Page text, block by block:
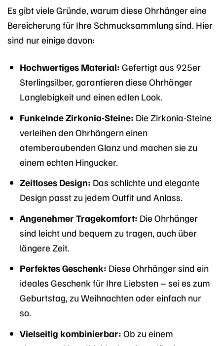
Es gibt viele Gründe, warum diese Ohrhänger eine
Bereicherung für Ihre Schmucksammlung sind. Hier
sind nur einige davon:
Hochwertiges Material: Gefertigt aus 925er
Sterlingsilber, garantieren diese Ohrhänger
Langlebigkeit und einen edlen Look.
Funkelnde Zirkonia-Steine: Die Zirkonia-Steine
verleihen den Ohrhängern einen
atemberaubenden Glanz und machen sie zu
einem echten Hingucker.
Zeitloses Design: Das schlichte und elegante
Design passt zu jedem Outfit und Anlass.
Angenehmer Tragekomfort: Die Ohrhänger
sind leicht und bequem zu tragen, auch über
längere Zeit.
Perfektes Geschenk: Diese Ohrhänger sind ein
ideales Geschenk für Ihre Liebsten – sei es zum
Geburtstag, zu Weihnachten oder einfach nur
so.
Vielseitig kombinierbar: Ob zu einem